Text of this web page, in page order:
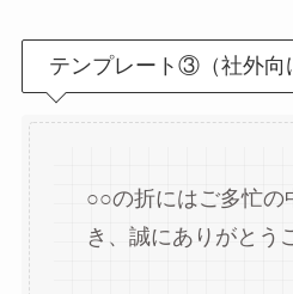
テンプレート③（社外向
○○の折にはご多忙の
き、誠にありがとう